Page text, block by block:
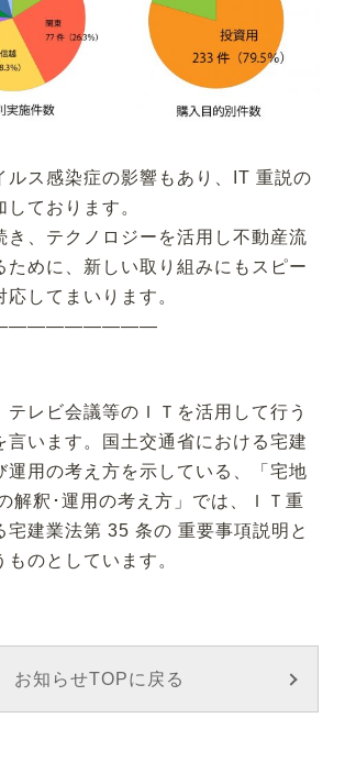
ルス感染症の影響もあり、IT 重説の
ております。
き、テクノロジーを活用し不動産流
ために、新しい取り組みにもスピー
応してまいります。
テレビ会議等のＩＴを活用して行う
言います。国土交通省における宅建
運用の考え方を示している、「宅地
解釈･運用の考え方」では、ＩＴ重
宅建業法第 35 条の 重要事項説明と
ものとしています。
お知らせTOPに戻る